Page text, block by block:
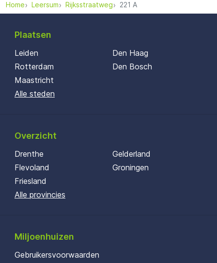
Home Leersum Rijksstraatweg 221 A
Plaatsen
Leiden
Rotterdam
Maastricht
Den Haag
Den Bosch
Alle steden
Overzicht
Drenthe
Flevoland
Friesland
Gelderland
Groningen
Alle provincies
Miljoenhuizen
Gebruikersvoorwaarden